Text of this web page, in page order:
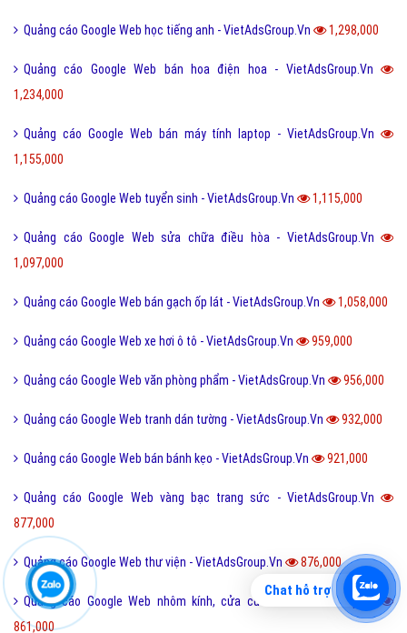
Quảng cáo Google Web học tiếng anh - VietAdsGroup.Vn 1,298,000
Quảng cáo Google Web bán hoa điện hoa - VietAdsGroup.Vn
1,234,000
Quảng cáo Google Web bán máy tính laptop - VietAdsGroup.Vn
1,155,000
Quảng cáo Google Web tuyển sinh - VietAdsGroup.Vn 1,115,000
Quảng cáo Google Web sửa chữa điều hòa - VietAdsGroup.Vn
1,097,000
Quảng cáo Google Web bán gạch ốp lát - VietAdsGroup.Vn 1,058,000
Quảng cáo Google Web xe hơi ô tô - VietAdsGroup.Vn 959,000
Quảng cáo Google Web văn phòng phẩm - VietAdsGroup.Vn 956,000
Quảng cáo Google Web tranh dán tường - VietAdsGroup.Vn 932,000
Quảng cáo Google Web bán bánh kẹo - VietAdsGroup.Vn 921,000
Quảng cáo Google Web vàng bạc trang sức - VietAdsGroup.Vn
877,000
Quảng cáo Google Web thư viện - VietAdsGroup.Vn 876,000
Quảng cáo Google Web nhôm kính, cửa cuốn - VietAdsGroup.Vn
861,000
Chat hỗ trợ